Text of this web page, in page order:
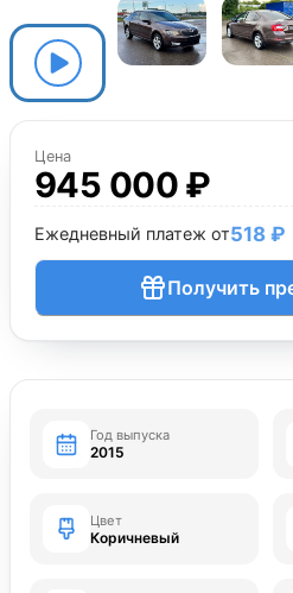
Цена
945 000 ₽
Ежедневный платеж от518 ₽
Получить
Год выпуска
2015
Цвет
Коричневый